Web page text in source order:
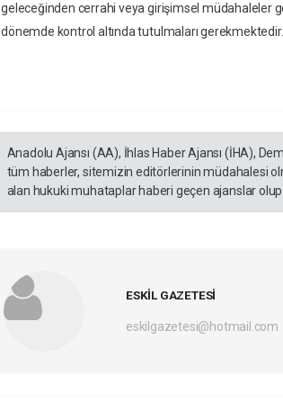
geleceğinden cerrahi veya girişimsel müdahaleler
dönemde kontrol altında tutulmaları gerekmektedir.
Anadolu Ajansı (AA), İhlas Haber Ajansı (İHA),
tüm haberler, sitemizin editörlerinin müdahalesi
alan hukuki muhataplar haberi geçen ajanslar
ESKİL GAZETESİ
eskilgazetesi@hotmail.com